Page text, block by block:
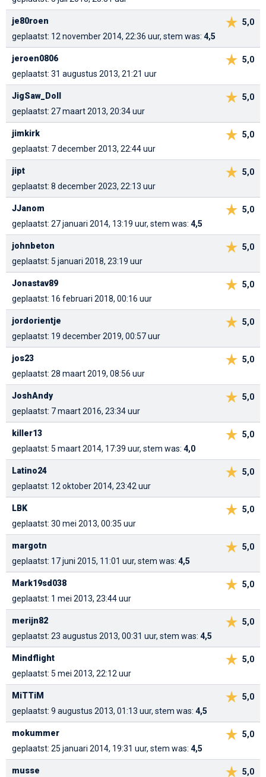
5,0
je80roen
geplaatst: 12 november 2014, 22:36 uur, stem was: 4,5
5,0
jeroen0806
geplaatst: 31 augustus 2013, 21:21 uur
5,0
JigSaw_Doll
geplaatst: 27 maart 2013, 20:34 uur
5,0
jimkirk
geplaatst: 7 december 2013, 22:44 uur
5,0
jipt
geplaatst: 8 december 2023, 22:13 uur
5,0
JJanom
geplaatst: 27 januari 2014, 13:19 uur, stem was: 4,5
5,0
johnbeton
geplaatst: 5 januari 2018, 23:19 uur
5,0
Jonastav89
geplaatst: 16 februari 2018, 00:16 uur
5,0
jordorientje
geplaatst: 19 december 2019, 00:57 uur
5,0
jos23
geplaatst: 28 maart 2019, 08:56 uur
5,0
JoshAndy
geplaatst: 7 maart 2016, 23:34 uur
5,0
killer13
geplaatst: 5 maart 2014, 17:39 uur, stem was: 4,0
5,0
Latino24
geplaatst: 12 oktober 2014, 23:42 uur
5,0
LBK
geplaatst: 30 mei 2013, 00:35 uur
5,0
margotn
geplaatst: 17 juni 2015, 11:01 uur, stem was: 4,5
5,0
Mark19sd038
geplaatst: 1 mei 2013, 23:44 uur
5,0
merijn82
geplaatst: 23 augustus 2013, 00:31 uur, stem was: 4,5
5,0
Mindflight
geplaatst: 5 mei 2013, 22:12 uur
5,0
MiTTiM
geplaatst: 9 augustus 2013, 01:13 uur, stem was: 4,5
5,0
mokummer
geplaatst: 25 januari 2014, 19:31 uur, stem was: 4,5
5,0
musse